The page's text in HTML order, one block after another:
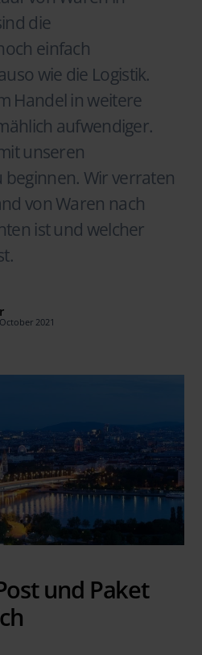
die
einfach
wie die Logistik.
Handel in weitere
aufwendiger.
unseren
Wir verraten
von Waren nach
ist und welcher
2021
und Paket